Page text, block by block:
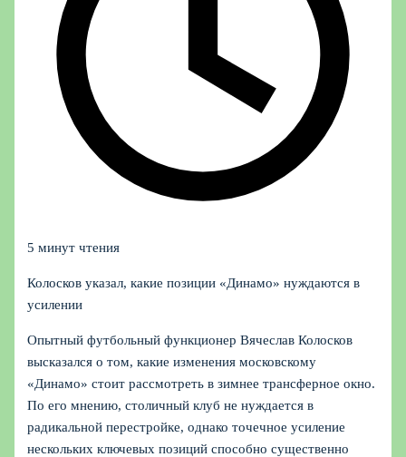
5 минут чтения
Колосков указал, какие позиции «Динамо» нуждаются в
усилении
Опытный футбольный функционер Вячеслав Колосков
высказался о том, какие изменения московскому
«Динамо» стоит рассмотреть в зимнее трансферное окно.
По его мнению, столичный клуб не нуждается в
радикальной перестройке, однако точечное усиление
нескольких ключевых позиций способно существенно